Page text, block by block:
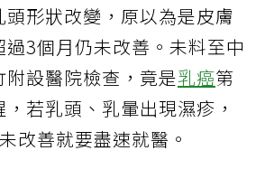
形狀改變，原以為是皮膚
3個月仍未改善。未料至中
設醫院檢查，竟是乳癌第
若乳頭、乳暈出現濕疹，
改善就要盡速就醫。